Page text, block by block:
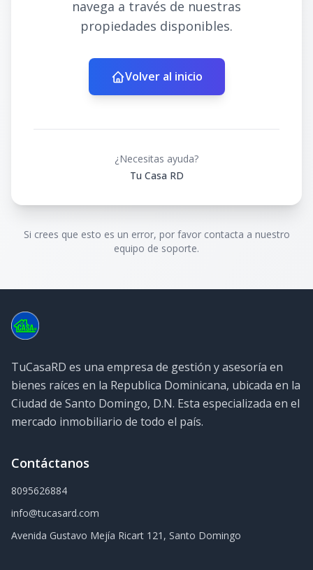
navega a través de nuestras
propiedades disponibles.
Volver al inicio
¿Necesitas ayuda?
Tu Casa RD
Si crees que esto es un error, por favor contacta a nuestro
equipo de soporte.
TuCasaRD es una empresa de gestión y asesoría en
bienes raíces en la Republica Dominicana, ubicada en la
Ciudad de Santo Domingo, D.N. Esta especializada en el
mercado inmobiliario de todo el país.
Contáctanos
8095626884
info@tucasard.com
Avenida Gustavo Mejía Ricart 121, Santo Domingo